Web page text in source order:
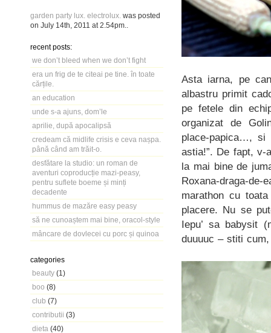
garden party lux. electrolux. was posted
on July 14th, 2011 at 2.54pm
recent posts:
we don’t bleed when we don’t fight
era un frig de te citeai pe tine. în toate
cărțile.
an education
unde s-a ajuns, dom’le
aprilie, după apocalipsă
credeam că midlife crisis e ceva nașpa.
până când am trăit-o.
desfătare la studio: un roman de
aventuri coproducție mazi-peasy,
pentru suflete boeme și minți
decadente
hummus de mazăre easy peasy
să ne cunoaștem mai bine, oracol-style
mâncare de dovlecei cu porc și quinoa
categories
beauty (1)
boo (8)
club (7)
contributii (3)
dieta (40)
Asta iarna, pe
albastru primit
pe fetele din
organizat de
place-papica…, si
astia!”. De fapt,
la mai bine de
Roxana-draga-
marathon cu
placere. Nu se
Iepu’ sa babysit
duuuuc – stiti